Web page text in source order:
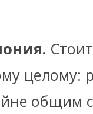
целому:
общим